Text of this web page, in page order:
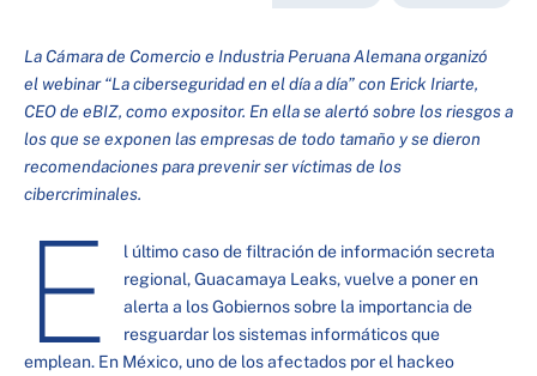
La Cámara de Comercio e Industria Peruana Alemana organizó
el webinar “La ciberseguridad en el día a día” con Erick Iriarte,
CEO de eBIZ, como expositor. En ella se alertó sobre los riesgos a
los que se exponen las empresas de todo tamaño y se dieron
recomendaciones para prevenir ser víctimas de los
cibercriminales.
E
l último caso de filtración de información secreta
regional, Guacamaya Leaks, vuelve a poner en
alerta a los Gobiernos sobre la importancia de
resguardar los sistemas informáticos que
emplean. En México, uno de los afectados por el hackeo